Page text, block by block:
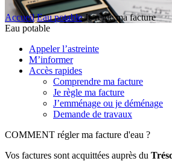
Accueil Eau potable Je règle ma facture
Eau potable
Appeler l’astreinte
M’informer
Accès rapides
Comprendre ma facture
Je règle ma facture
J’emménage ou je déménage
Demande de travaux
COMMENT régler ma facture d'eau ?
Vos factures sont acquittées auprès du